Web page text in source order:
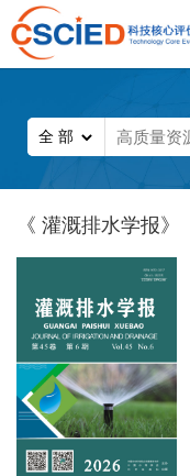
《 灌溉排水学报》